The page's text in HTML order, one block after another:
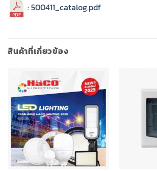
: 500411_catalog.pdf
สินค้าที่เกี่ยวข้อง